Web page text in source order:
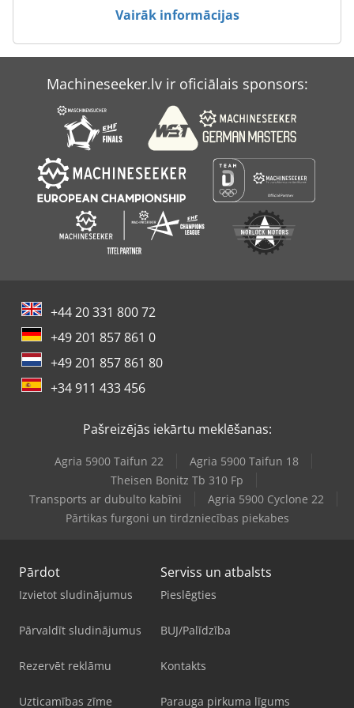
Vairāk informācijas
Machineseeker.lv ir oficiālais sponsors:
+44 20 331 800 72
+49 201 857 861 0
+49 201 857 861 80
+34 911 433 456
Pašreizējās iekārtu meklēšanas:
Agria 5900 Taifun 22
Agria 5900 Taifun 18
Theisen Bonitz Tb 310 Fp
Transports ar dubulto kabīni
Agria 5900 Cyclone 22
Pārtikas furgoni un tirdzniecības piekabes
Pārdot
Izvietot sludinājumus
Pārvaldīt sludinājumus
Rezervēt reklāmu
Uzticamības zīme
Serviss un atbalsts
Pieslēgties
BUJ/Palīdzība
Kontakts
Parauga pirkuma līgums